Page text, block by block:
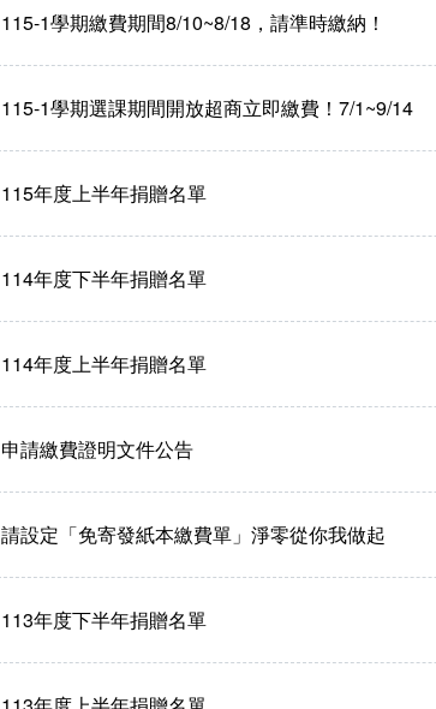
115-1學期繳費期間8/10~8/18，請準時繳納！
115-1學期選課期間開放超商立即繳費！7/1~9/14
115年度上半年捐贈名單
114年度下半年捐贈名單
114年度上半年捐贈名單
申請繳費證明文件公告
請設定「免寄發紙本繳費單」淨零從你我做起
113年度下半年捐贈名單